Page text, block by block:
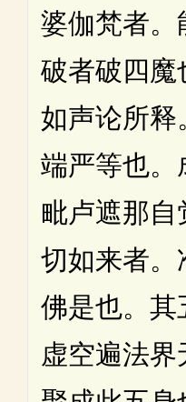
婆伽梵者。
破者破四魔
如声论所释
端严等也。
毗卢遮那自
切如来者。
佛是也。其
虚空遍法界